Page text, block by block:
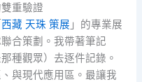
重驗證
西藏 天珠 策展 」的專業展
合策劃。我帶著筆記
種觀眾）去逐件記錄。
與現代應用區。最讓我